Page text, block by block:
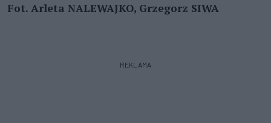
Fot. Arleta NALEWAJKO, Grzegorz SIWA
REKLAMA